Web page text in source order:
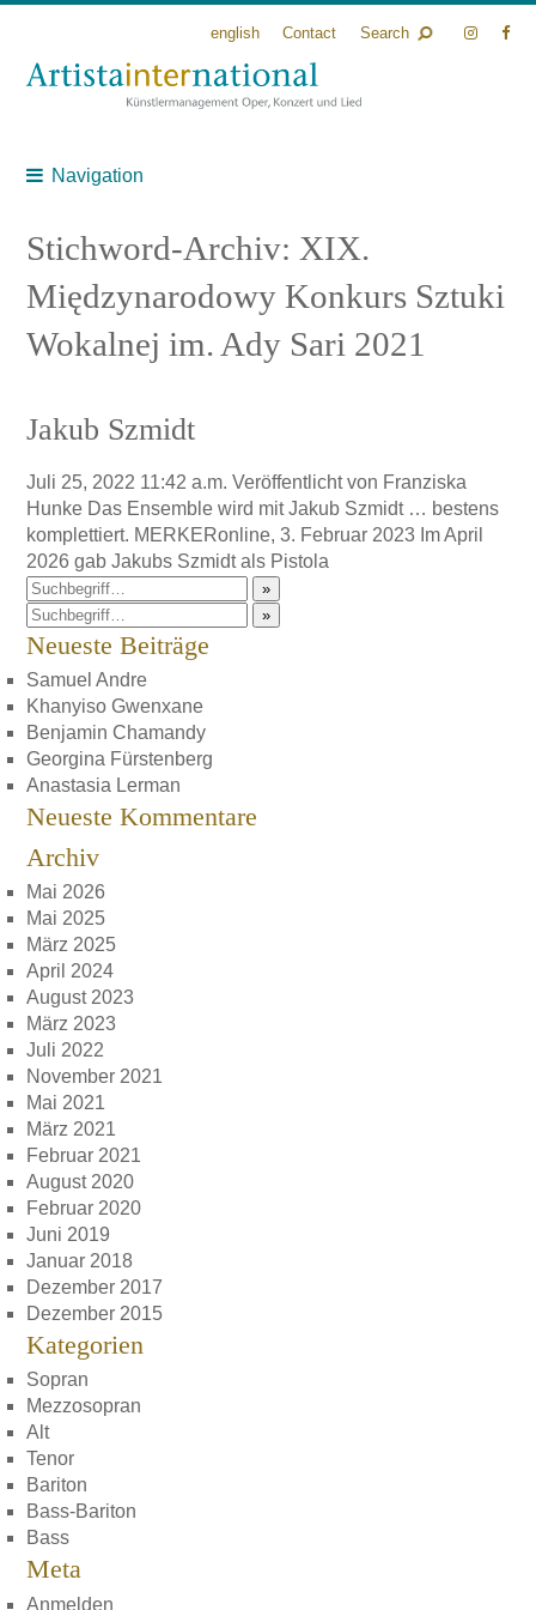
english Contact Search
Navigation
Stichword-Archiv: XIX.
Międzynarodowy Konkurs Sztuki
Wokalnej im. Ady Sari 2021
Jakub Szmidt
Juli 25, 2022 11:42 a.m. Veröffentlicht von Franziska
Hunke Das Ensemble wird mit Jakub Szmidt … bestens
komplettiert. MERKERonline, 3. Februar 2023 Im April
2026 gab Jakubs Szmidt als Pistola
»
»
Neueste Beiträge
Samuel Andre
Khanyiso Gwenxane
Benjamin Chamandy
Georgina Fürstenberg
Anastasia Lerman
Neueste Kommentare
Archiv
Mai 2026
Mai 2025
März 2025
April 2024
August 2023
März 2023
Juli 2022
November 2021
Mai 2021
März 2021
Februar 2021
August 2020
Februar 2020
Juni 2019
Januar 2018
Dezember 2017
Dezember 2015
Kategorien
Sopran
Mezzosopran
Alt
Tenor
Bariton
Bass-Bariton
Bass
Meta
Anmelden